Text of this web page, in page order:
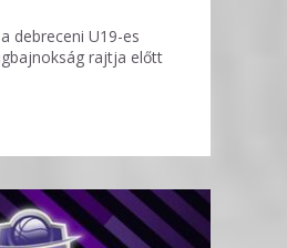
debreceni U19-es
rajtja előtt